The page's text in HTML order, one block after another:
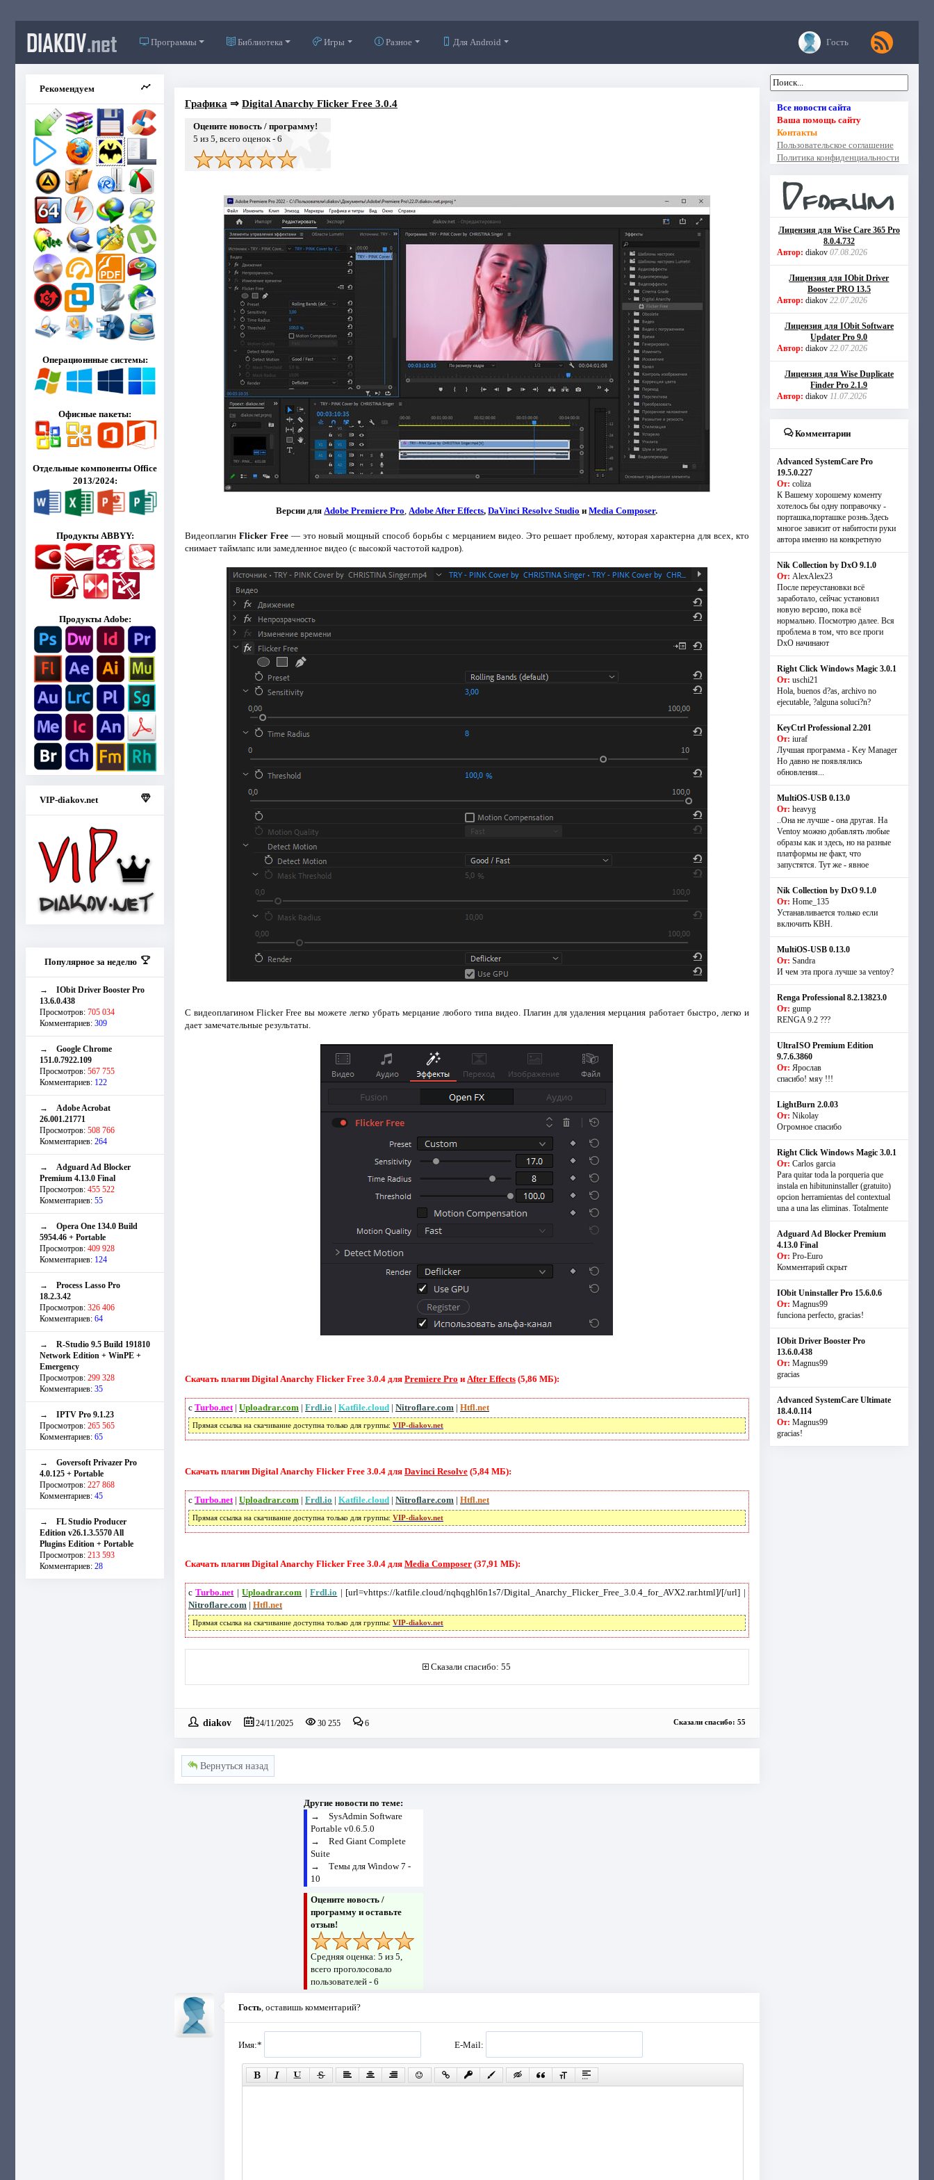
DIAKOV.net Программы Библиотека Игры Разное Для Android Гость
Рекомендуем
Операционнные системы:
Офисные пакеты:
Отдельные компоненты Office
2013/2024:
Продукты ABBYY:
Продукты Adobe:
VIP-diakov.net
Популярное за неделю
→ IObit Driver Booster Pro
13.6.0.438
Просмотров: 705 034
Комментариев: 309
→ Google Chrome
151.0.7922.109
Просмотров: 567 755
Комментариев: 122
→ Adobe Acrobat
26.001.21771
Просмотров: 508 766
Комментариев: 264
→ Adguard Ad Blocker
Premium 4.13.0 Final
Просмотров: 455 522
Комментариев: 55
→ Opera One 134.0 Build
5954.46 + Portable
Просмотров: 409 928
Комментариев: 124
→ Process Lasso Pro
18.2.3.42
Просмотров: 326 406
Комментариев: 64
→ R-Studio 9.5 Build 191810
Network Edition + WinPE +
Emergency
Просмотров: 299 328
Комментариев: 35
→ IPTV Pro 9.1.23
Просмотров: 265 565
Комментариев: 65
→ Goversoft Privazer Pro
4.0.125 + Portable
Просмотров: 227 868
Комментариев: 45
→ FL Studio Producer
Edition v26.1.3.5570 All
Plugins Edition + Portable
Просмотров: 213 593
Комментариев: 28
Графика ⇒ Digital Anarchy Flicker Free 3.0.4
Оцените новость / программу!
5 из 5, всего оценок - 6
Версии для Adobe Premiere Pro Adobe After Effects,DaVinci Resolve Studio иMedia Composer.
Видеоплагин Flicker Free— это новый мощный способ борьбы с мерцанием видео. Это решает проблему, которая характерна для всех, кто
снимает таймлапс или замедленное видео (с высокой частотой кадров).
С видеоплагином Flicker Free вы можете легко убрать мерцание любого типа видео. Плагин для удаления мерцания работает быстро, легко и
дает замечательные результаты.
Скачать плагин Digital Anarchy Flicker Free 3.0.4 для Premiere Pro и After Effects(5,86 МБ):
с Turbo.net| Uploadrar.com | Frdl.io | Katfile.cloud| Nitroflare.com | Htfl.net
Прямая ссылка на скачивание доступна только для группы: VIP-diakov.net
Скачать плагин Digital Anarchy Flicker Free 3.0.4 для Davinci Resolve(5,84 МБ):
с Turbo.net| Uploadrar.com | Frdl.io | Katfile.cloud| Nitroflare.com | Htfl.net
Прямая ссылка на скачивание доступна только для группы: VIP-diakov.net
Скачать плагин Digital Anarchy Flicker Free 3.0.4 для Media Composer(37,91 МБ):
сTurbo.net |Uploadrar.com |Frdl.io | [url=vhttps://katfile.cloud/nqhqghl6n1s7/Digital_Anarchy_Flicker_Free_3.0.4_for_AVX2.rar.html]/[/url] |
Nitroflare.com | Htfl.net
Прямая ссылка на скачивание доступна только для группы: VIP-diakov.net
Сказали спасибо: 55
diakov 24/11/2025 30 255 6 Сказали спасибо: 55
Вернуться назад
Другие новости по теме:
→ SysAdmin Software
Portable v0.6.5.0
→ Red Giant Complete
Suite
→ Темы для Window 7 -
10
Оцените новость /
программу и оставьте
отзыв!
Средняя оценка: 5 из 5,
всего проголосовало
пользователей - 6
Гость, оставишь комментарий?
Имя:* E-Mail:
Все новости сайта
Ваша помощь сайту
Контакты
Пользовательское соглашение
Политика конфиденциальности
Лицензия для Wise Care 365 Pro
8.0.4.732
Автор: diakov 07.08.2026
Лицензия для IObit Driver
Booster PRO 13.5
Автор: diakov 22.07.2026
Лицензия для IObit Software
Updater Pro 9.0
Автор: diakov 22.07.2026
Лицензия для Wise Duplicate
Finder Pro 2.1.9
Автор: diakov 11.07.2026
Комментарии
Advanced SystemCare Pro
19.5.0.227
От: coliza
К Вашему хорошему коменту
хотелось бы одну поправочку -
порташка,порташке рознь.Здесь
многое зависит от набитости руки
автора именно на конкретную
Nik Collection by DxO 9.1.0
От: AlexAlex23
После переустановки всё
заработало, сейчас установил
новую версию, пока всё
нормально. Посмотрю далее. Вся
проблема в том, что все проги
DxO начинают
Right Click Windows Magic 3.0.1
От: uschi21
Hola, buenos d?as, archivo no
ejecutable, ?alguna soluci?n?
KeyCtrl Professional 2.201
От: iuraf
Лучшая программа - Key Manager
Но давно не появлялись
обновления...
MultiOS-USB 0.13.0
От: heavyg
..Она не лучше - она другая. На
Ventoy можно добавлять любые
образы как и здесь, но на разные
платформы не факт, что
запустятся. Тут же - явное
Nik Collection by DxO 9.1.0
От: Home_135
Устанавливается только если
включить КВН.
MultiOS-USB 0.13.0
От: Sandra
И чем эта прога лучше за ventoy?
Renga Professional 8.2.13823.0
От: gump
RENGA 9.2 ???
UltraISO Premium Edition
9.7.6.3860
От: Ярослав
спасибо! мяу !!!
LightBurn 2.0.03
От: Nikolay
Огромное спасибо
Right Click Windows Magic 3.0.1
От: Carlos garcia
Para quitar toda la porqueria que
instala en hibituninstaller (gratuito)
opcion herramientas del contextual
una a una las eliminas. Totalmente
Adguard Ad Blocker Premium
4.13.0 Final
От: Pro-Euro
Комментарий скрыт
IObit Uninstaller Pro 15.6.0.6
От: Magnus99
funciona perfecto, gracias!
IObit Driver Booster Pro
13.6.0.438
От: Magnus99
gracias
Advanced SystemCare Ultimate
18.4.0.114
От: Magnus99
gracias!